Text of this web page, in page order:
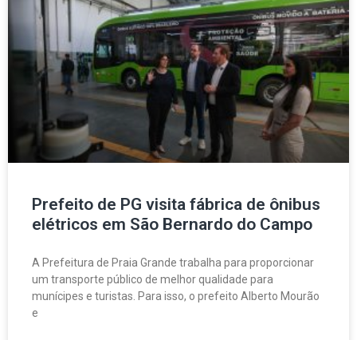
Prefeito de PG visita fábrica de ônibus
elétricos em São Bernardo do Campo
A Prefeitura de Praia Grande trabalha para proporcionar
um transporte público de melhor qualidade para
munícipes e turistas. Para isso, o prefeito Alberto Mourão
e